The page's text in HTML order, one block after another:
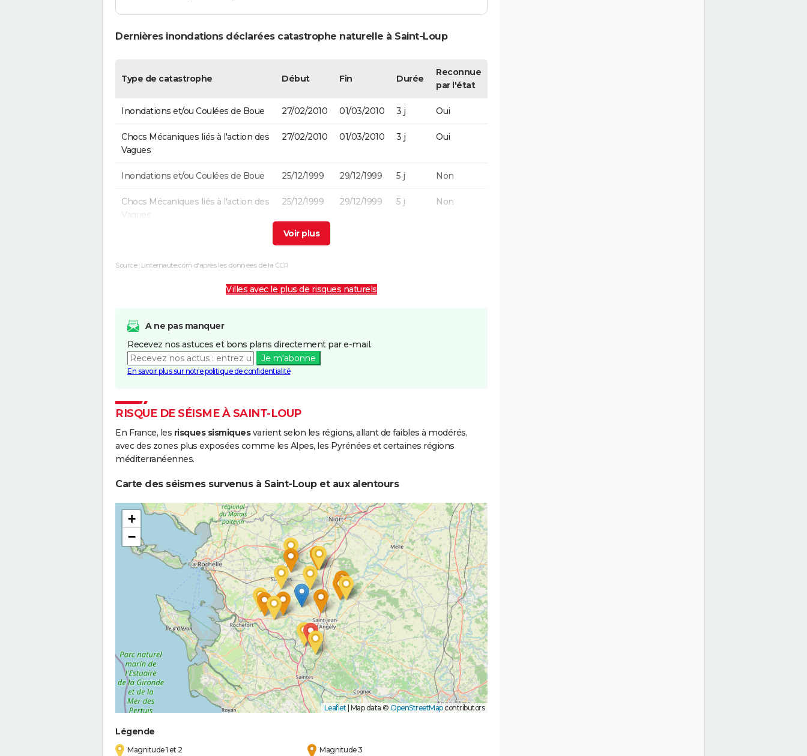
Dernières inondations déclarées catastrophe naturelle à Saint-Loup
Type de catastrophe Début Fin Durée
Reconnue
par l'état
Inondations et/ou Coulées de Boue 27/02/2010 01/03/2010 3 j Oui
Chocs Mécaniques liés à l'action des
Vagues
27/02/2010 01/03/2010 3 j Oui
Inondations et/ou Coulées de Boue 25/12/1999 29/12/1999 5 j Non
Chocs Mécaniques liés à l'action des
Vagues
25/12/1999 29/12/1999 5 j Non
30/12/1993
Inondations et/ou Coulées de Boue 25/07/1983
Inondations et/ou Coulées de Boue 18/07/1983 18/07/1983
Inondations et/ou Coulées de Boue
Source : Linternaute.com d'après les données de la CCR
Villes avec le plus de risques naturels
A ne pas manquer
Recevez nos astuces et bons plans directement par e-mail.
Je m'abonne
En savoir plus sur notre politique de confidentialité
RISQUE DE SÉISME À SAINT-LOUP
En France, les risques sismiquesvarient selon les régions, allant de faibles à modérés,
avec des zones plus exposées comme les Alpes, les Pyrénées et certaines régions
méditerranéennes.
Carte des séismes survenus à Saint-Loup et aux alentours
+
−
Leaflet Map data © OpenStreetMapcontributors
Légende
Magnitude 1 et 2 Magnitude 3